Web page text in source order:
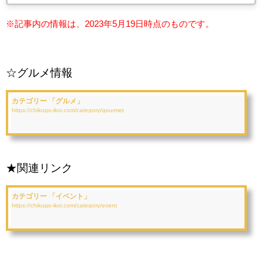
※記事内の情報は、2023年5 月19日時点のものです。
☆グルメ情報
カテゴリー 「グルメ」
https://chikugo-ikoi.com/category/gourmet
★関連リンク
カテゴリー 「イベント」
https://chikugo-ikoi.com/category/event